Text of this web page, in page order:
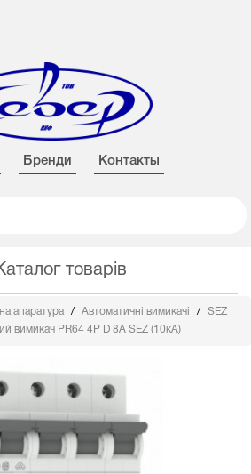
Бренди Контакты
товарів
апаратура Автоматичні вимикачі
SEZ
вимикач PR64 4Р D 8А SEZ (10кА)